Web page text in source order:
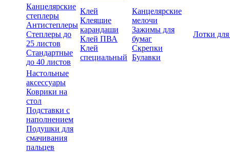
Канцелярские
степлеры
Антистеплеры
Степлеры до
25 листов
Стандартные
до 40 листов
Клей
Клеящие
карандаши
Клей ПВА
Клей
специальный
Канцелярские
мелочи
Зажимы для
бумаг
Скрепки
Булавки
Лотки
Настольные
аксессуары
Коврики на
стол
Подставки с
наполнением
Подушки для
смачивания
пальцев